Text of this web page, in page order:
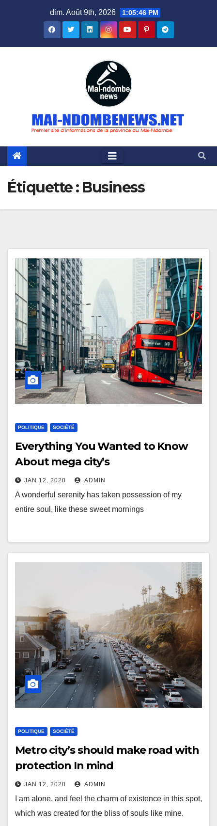
dim. Août 9th, 2026 1:05:47 PM
Étiquette : Business
POLITIQUE SOCIÉTÉ
Everything You Wanted to Know
About mega city’s
JAN 12, 2020 ADMIN
A wonderful serenity has taken possession of my
entire soul, like these sweet mornings
POLITIQUE SOCIÉTÉ
Metro city’s should make road with
protection In mind
JAN 12, 2020 ADMIN
I am alone, and feel the charm of existence in this spot,
which was created for the bliss of souls like mine.